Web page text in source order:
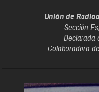
Unión de
Sección
Declarada
Colaboradora